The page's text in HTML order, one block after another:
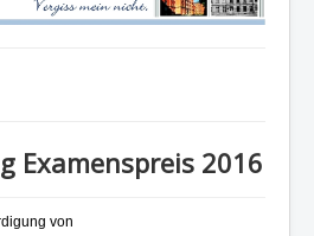
Examenspreis 2016
von